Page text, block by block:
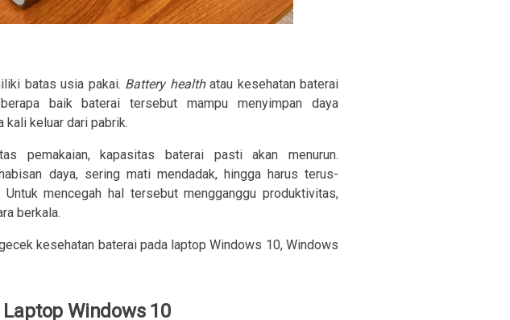
batas usia pakai. Battery healthatau kesehatan baterai
baik baterai tersebut mampu menyimpan daya
kali keluar dari pabrik.
pemakaian, kapasitas baterai pasti akan menurun.
daya, sering mati mendadak, hingga harus terus-
mencegah hal tersebut mengganggu produktivitas,
berkala.
kesehatan baterai pada laptop Windows 10, Windows
Windows 10